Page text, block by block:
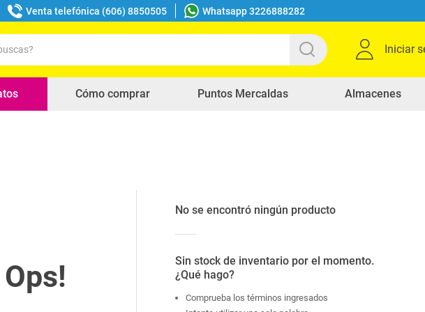
Venta telefónica (606) 8850505 Whatsapp 3226888282
Iniciar
Cómo comprar Puntos Mercaldas Almacenes
No se encontró ningún producto
Sin stock de inventario por el momento.
¿Qué hago?
Comprueba los términos ingresados
buscados